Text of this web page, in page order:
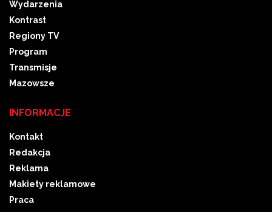
Wydarzenia
Kontrast
Regiony TV
Program
Transmisje
Mazowsze
INFORMACJE
Kontakt
Redakcja
Reklama
Makiety reklamowe
Praca